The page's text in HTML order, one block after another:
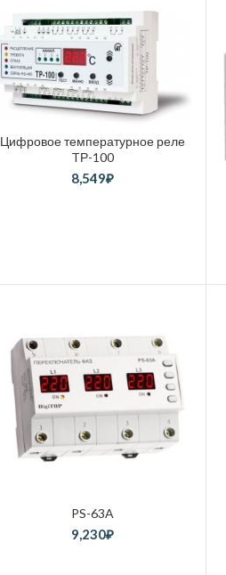
Цифровое температурное реле
TР-100
8,549₽
PS-63A
9,230₽